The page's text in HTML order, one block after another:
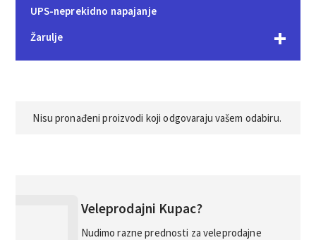
UPS-neprekidno napajanje
Žarulje
Nisu pronađeni proizvodi koji odgovaraju vašem odabiru.
Veleprodajni Kupac?
Nudimo razne prednosti za veleprodajne